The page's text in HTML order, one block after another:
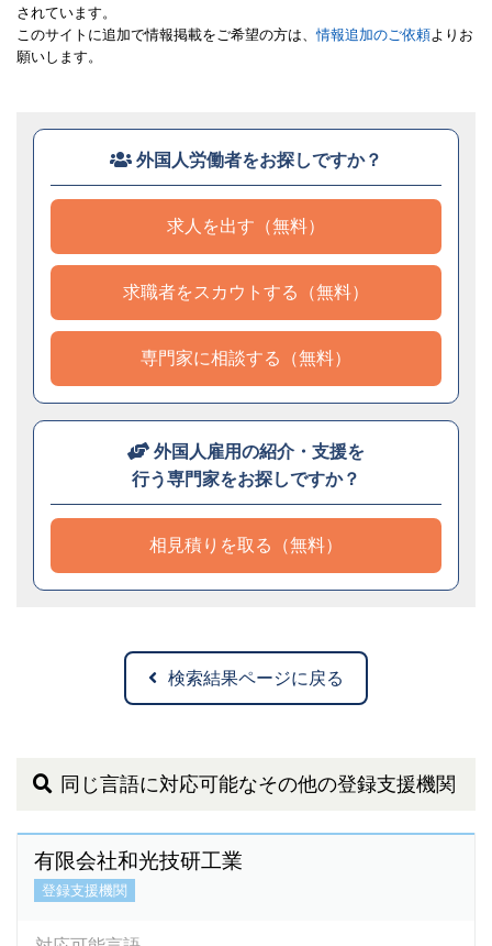
されています。
このサイトに追加で情報掲載をご希望の方は、情報追加のご依頼よりお
願いします。
外国人労働者をお探しですか？
求人を出す（無料）
求職者をスカウトする（無料）
専門家に相談する（無料）
外国人雇用の紹介・支援を
行う専門家をお探しですか？
相見積りを取る（無料）
検索結果ページに戻る
同じ言語に対応可能なその他の登録支援機関
有限会社和光技研工業
登録支援機関